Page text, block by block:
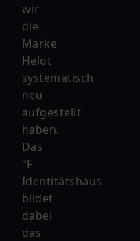
wir
die
Marke
Helot
systematisch
neu
aufgestellt
haben.
Das
°F
Identitätshaus
bildet
dabei
das